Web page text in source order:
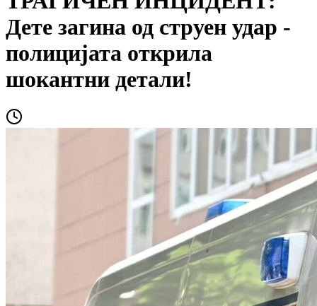
Дете загина од струен удар -
полицијата открила
шокантни детали!